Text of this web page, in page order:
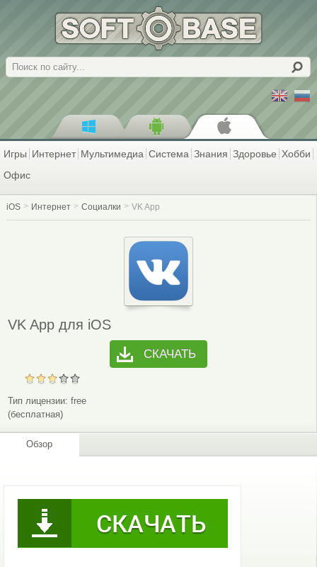
Поиск
Игры Интернет Мультимедиа Система Знания Здоровье Хобби
Офис
iOS Интернет Социалки VK App
VK App для iOS
СКАЧАТЬ
Тип лицензии: free
(бесплатная)
Обзор